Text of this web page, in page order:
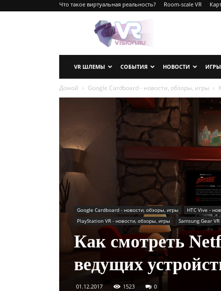
Что такое виртуальная реальность? Room-scale VR
VRvision.ru
VR ШЛЕМЫ СОБЫТИЯ НОВОСТИ ИГРЫ
Домой Google Cardboard - новости, обзоры, игры
Google Cardboard - новости, обзоры, игры
HTC Vive -
PlayStation VR - новости, обзоры, игры
Samsung Gear
Как смотреть
ведущих
01.12.2017 1523 0